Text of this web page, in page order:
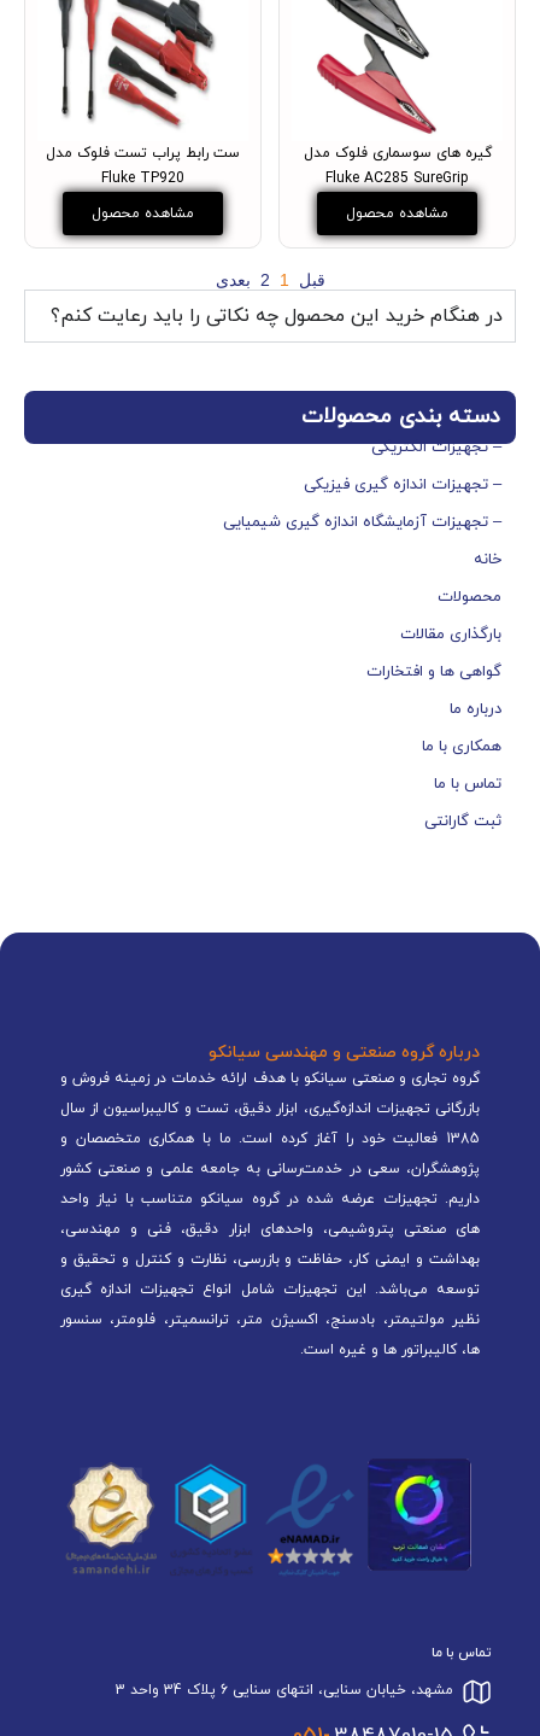
دسته بندی محصولات
– تجهیزات الکتریکی
– تجهیزات اندازه گیری فیزیکی
– تجهیزات آزمایشگاه اندازه گیری شیمیایی
خانه
محصولات
بارگذاری مقالات
گواهی ها و افتخارات
درباره ما
همکاری با ما
تماس با ما
ثبت گارانتی
گیره های سوسماری فلوک مدل
Fluke AC285 SureGrip
مشاهده محصول
ست رابط پراب تست فلوک مدل
Fluke TP920
مشاهده محصول
قبل 1
2 بعدی
در هنگام خرید این محصول چه نکاتی را باید رعایت کنم؟
درباره گروه صنعتی و مهندسی سیانکو
گروه تجاری و صنعتی سیانکو با هدف ارائه خدمات در زمینه فروش و
بازرگانی تجهیزات اندازه‌گیری، ابزار دقیق، تست و کالیبراسیون از سال
1385 فعالیت خود را آغاز کرده است. ما با همکاری متخصصان و
پژوهشگران، سعی در خدمت‌رسانی به جامعه علمی و صنعتی کشور
داریم. تجهیزات عرضه شده در گروه سیانکو متناسب با نیاز واحد
های صنعتی پتروشیمی، واحدهای ابزار دقیق، فنی و مهندسی،
بهداشت و ایمنی کار، حفاظت و بازرسی، نظارت و کنترل و تحقیق و
توسعه می‌باشد. این تجهیزات شامل انواع تجهیزات اندازه گیری
نظیر مولتیمتر، بادسنج، اکسیژن متر، ترانسمیتر، فلومتر، سنسور
ها، کالیبراتور ها و غیره است.
تماس با ما
مشهد، خیابان سنایی، انتهای سنایی 6 پلاک 34 واحد 3